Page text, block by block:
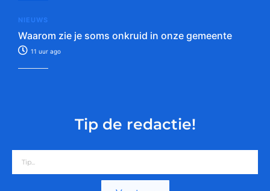
NIEUWS
Waarom zie je soms onkruid in onze gemeente
11 uur ago
Tip de redactie!